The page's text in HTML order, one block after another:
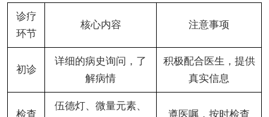
诊疗
环节
核心内容 注意事项
初诊
详细的病史询问，了
解病情
积极配合医生，提供
真实信息
检查
伍德灯、微量元素、
遵医嘱，按时检查